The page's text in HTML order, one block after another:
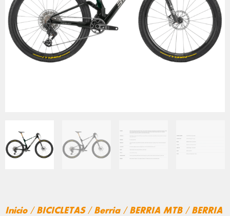
Inicio/ BICICLETAS/ Berria/ BERRIA MTB/ BERRIA